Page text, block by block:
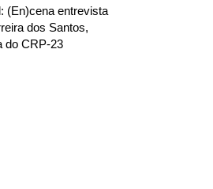
(En)cena entrevista
dos Santos,
do CRP-23